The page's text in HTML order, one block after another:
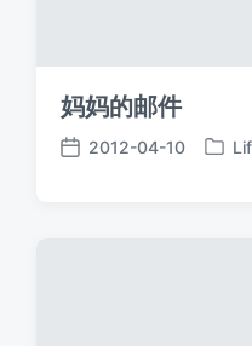
妈妈的邮件
发
2012-04-10
发